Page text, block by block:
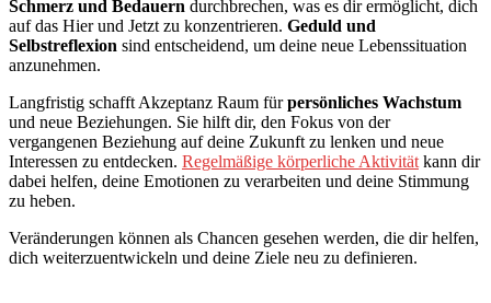
Schmerz und Bedauern durchbrechen, was es dir ermöglicht, dich
auf das Hier und Jetzt zu konzentrieren. Geduld und
Selbstreflexion sind entscheidend, um deine neue Lebenssituation
anzunehmen.
Langfristig schafft Akzeptanz Raum fürpersönliches Wachstum
und neue Beziehungen. Sie hilft dir, den Fokus von der
vergangenen Beziehung auf deine Zukunft zu lenken und neue
Interessen zu entdecken. Regelmäßige körperliche Aktivität kann dir
dabei helfen, deine Emotionen zu verarbeiten und deine Stimmung
zu heben.
Veränderungen können als Chancen gesehen werden, die dir helfen,
dich weiterzuentwickeln und deine Ziele neu zu definieren.